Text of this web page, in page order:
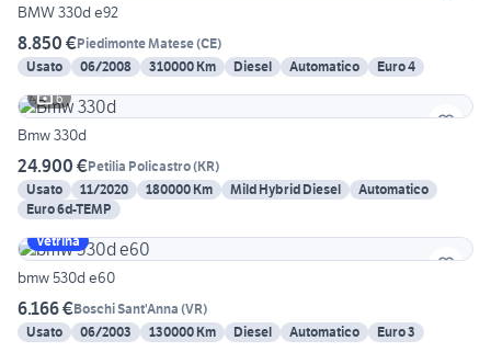
BMW 330d e92
8.850 €Piedimonte Matese(CE)
Usato
06/2008 310000 Km Diesel Automatico
Euro 4
6
Bmw 330d
24.900 €Petilia Policastro(KR)
Usato
11/2020 180000 Km Mild Hybrid Diesel
Automatico
Euro 6d-TEMP
Vetrina
bmw 530d e60
6.166 €Boschi Sant'Anna (VR)
Usato
06/2003 130000 Km Diesel Automatico Euro 3